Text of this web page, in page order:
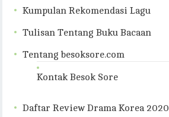
Kumpulan Rekomendasi Lagu
Tulisan Tentang Buku Bacaan
Tentang besoksore.com
Kontak Besok Sore
Daftar Review Drama Korea 2020